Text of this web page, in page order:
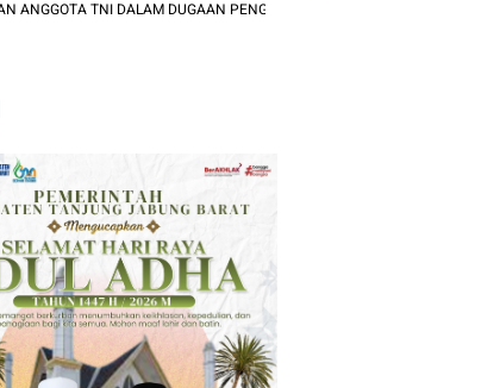
DALAM DUGAAN PENGANIAYAAN DI WILAYAH TELANAIPURA